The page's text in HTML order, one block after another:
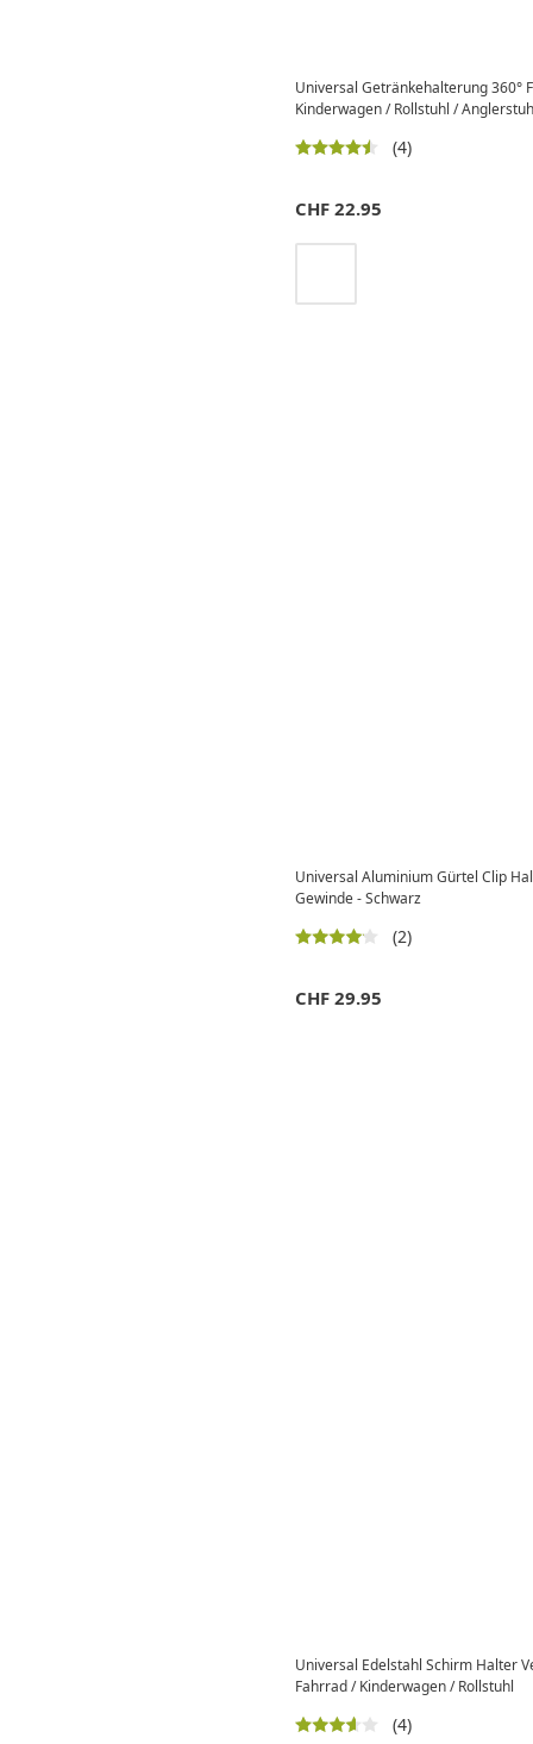
Universal Getränkehalterung 360°
Kinderwagen / Rollstuhl /
(4)
CHF 22.95
Universal Aluminium Gürtel Clip
Gewinde - Schwarz
(2)
CHF 29.95
Universal Edelstahl Schirm Halter
Fahrrad / Kinderwagen / Rollstuhl
(4)